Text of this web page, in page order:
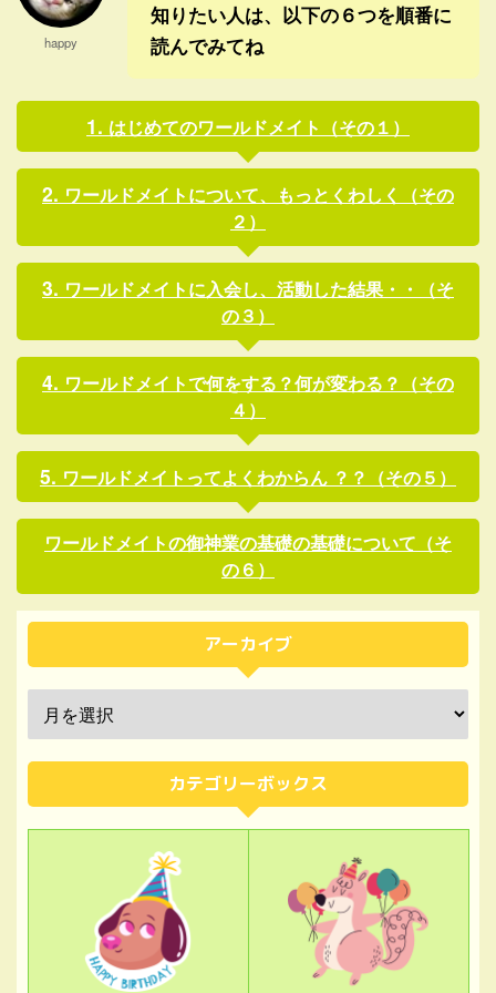
happy
知りたい人は、以下の６つを順番に
読んでみてね
はじめてのワールドメイト（その１）
ワールドメイトについて、もっとくわしく（その
２）
ワールドメイトに入会し、活動した結果・・（そ
の３）
ワールドメイトで何をする？何が変わる？（その
４）
ワールドメイトってよくわからん ？？（その５）
ワールドメイトの御神業の基礎の基礎について（そ
の６）
アーカイブ
カテゴリーボックス